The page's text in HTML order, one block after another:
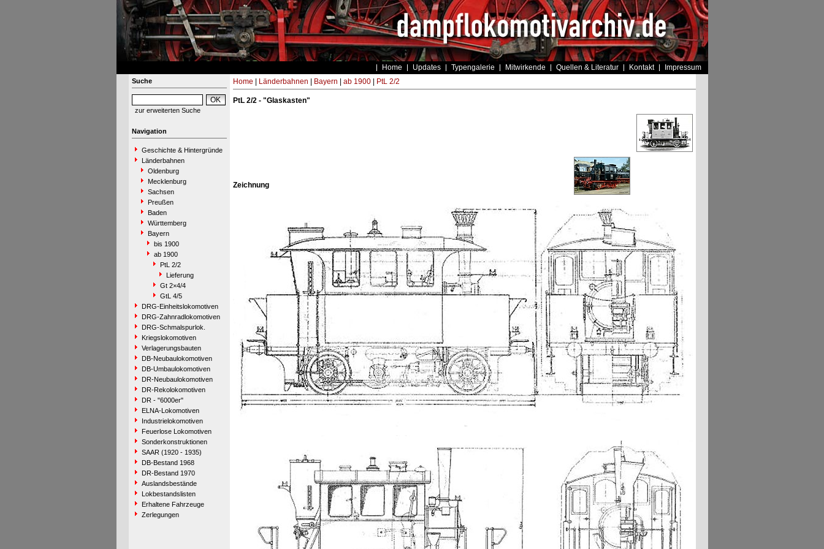
Home Updates Typengalerie Mitwirkende Quellen & Literatur Kontakt Impressum
Suche
zur erweiterten Suche
Navigation
Geschichte & Hintergründe
Länderbahnen
Oldenburg
Mecklenburg
Sachsen
Preußen
Baden
Württemberg
Bayern
bis 1900
ab 1900
PtL 2/2
Lieferung
Gt 2×4/4
GtL 4/5
DRG-Einheitslokomotiven
DRG-Zahnradlokomotiven
DRG-Schmalspurlok.
Kriegslokomotiven
Verlagerungsbauten
DB-Neubaulokomotiven
DB-Umbaulokomotiven
DR-Neubaulokomotiven
DR-Rekolokomotiven
DR - "6000er"
ELNA-Lokomotiven
Industrielokomotiven
Feuerlose Lokomotiven
Sonderkonstruktionen
SAAR (1920 - 1935)
DB-Bestand 1968
DR-Bestand 1970
Auslandsbestände
Lokbestandslisten
Erhaltene Fahrzeuge
Zerlegungen
Home Länderbahnen Bayern ab 1900| PtL 2/2
PtL 2/2 - "Glaskasten"
Zeichnung